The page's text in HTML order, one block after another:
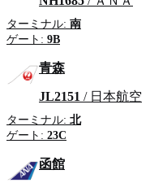
ターミナル: 南
ゲート: 9B
青森
JL2151 / 日本航空
ターミナル: 北
ゲート: 23C
函館